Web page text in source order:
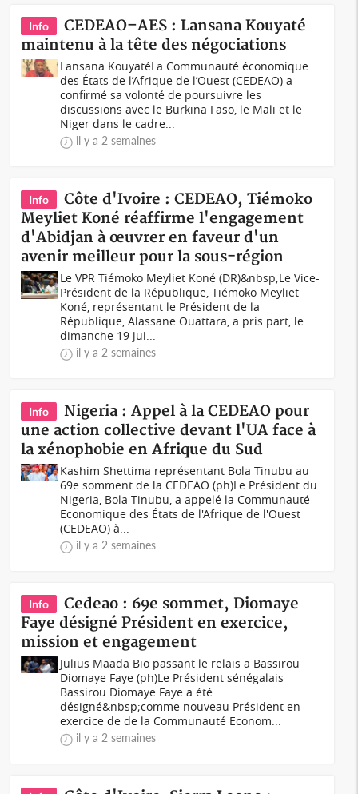
Info
CEDEAO–AES : Lansana Kouyaté
maintenu à la tête des négociations
Lansana KouyatéLa Communauté économique
des États de l’Afrique de l’Ouest (CEDEAO) a
confirmé sa volonté de poursuivre les
discussions avec le Burkina Faso, le Mali et le
Niger dans le cadre...
il y a 2 semaines
Info
Côte d'Ivoire : CEDEAO, Tiémoko
Meyliet Koné réaffirme l'engagement
d'Abidjan à œuvrer en faveur d'un
avenir meilleur pour la sous-région
Le VPR Tiémoko Meyliet Koné (DR)&nbsp;Le Vice-
Président de la République, Tiémoko Meyliet
Koné, représentant le Président de la
République, Alassane Ouattara, a pris part, le
dimanche 19 jui...
il y a 2 semaines
Info
Nigeria : Appel à la CEDEAO pour
une action collective devant l'UA face à
la xénophobie en Afrique du Sud
Kashim Shettima représentant Bola Tinubu au
69e somment de la CEDEAO (ph)Le Président du
Nigeria, Bola Tinubu, a appelé la Communauté
Economique des États de l'Afrique de l'Ouest
(CEDEAO) à...
il y a 2 semaines
Info
Cedeao : 69e sommet, Diomaye
Faye désigné Président en exercice,
mission et engagement
Julius Maada Bio passant le relais a Bassirou
Diomaye Faye (ph)Le Président sénégalais
Bassirou Diomaye Faye a été
désigné&nbsp;comme nouveau Président en
exercice de de la Communauté Econom...
il y a 2 semaines